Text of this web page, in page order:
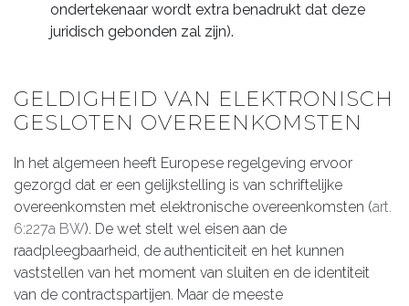
ondertekenaar wordt extra benadrukt dat deze
juridisch gebonden zal zijn).
GELDIGHEID VAN ELEKTRONISCH
GESLOTEN OVEREENKOMSTEN
In het algemeen heeft Europese regelgeving ervoor
gezorgd dat er een gelijkstelling is van schriftelijke
overeenkomsten met elektronische overeenkomsten (art.
6:227a BW). De wet stelt wel eisen aan de
raadpleegbaarheid, de authenticiteit en het kunnen
vaststellen van het moment van sluiten en de identiteit
van de contractspartijen. Maar de meeste